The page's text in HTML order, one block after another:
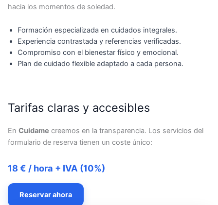
hacia los momentos de soledad.
Formación especializada en cuidados integrales.
Experiencia contrastada y referencias verificadas.
Compromiso con el bienestar físico y emocional.
Plan de cuidado flexible adaptado a cada persona.
Tarifas claras y accesibles
En Cuidame creemos en la transparencia. Los servicios del
formulario de reserva tienen un coste único:
18 € / hora + IVA (10%)
Reservar ahora